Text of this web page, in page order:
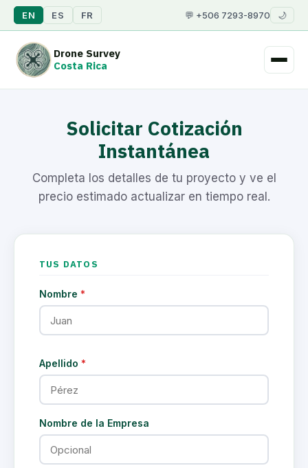
EN ES FR 💬 +506 7293-8970 🌙
Drone Survey
Costa Rica
Solicitar Cotización
Instantánea
Completa los detalles de tu proyecto y ve el
precio estimado actualizar en tiempo real.
TUS DATOS
Nombre *
Apellido *
Nombre de la Empresa